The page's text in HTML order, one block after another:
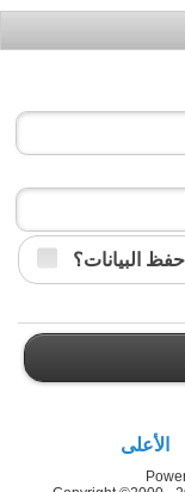
حفظ البيانات؟
الأعلى